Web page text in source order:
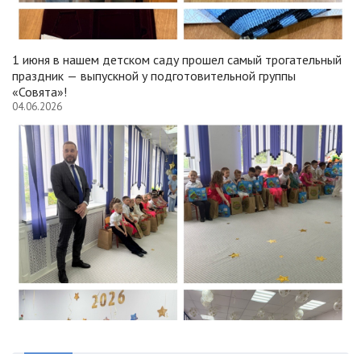
1 июня в нашем детском саду прошел самый трогательный
праздник — выпускной у подготовительной группы
«Совята»!
04.06.2026